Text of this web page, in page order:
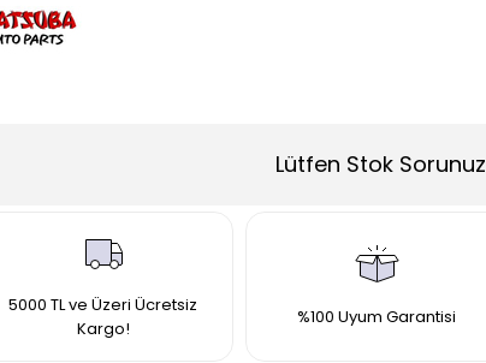
Lütfen Stok Sorunuz
5000 TL ve Üzeri Ücretsiz
Kargo!
%100 Uyum Garantisi